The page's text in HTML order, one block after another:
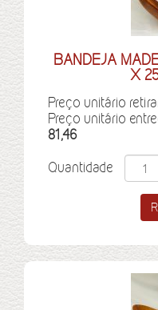
BANDEJA
X
Preço unitário
Preço unitário
81,46
Quantidade